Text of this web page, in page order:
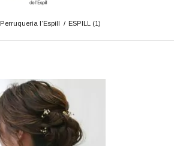
Perruqueria l’Espill / ESPILL (1)